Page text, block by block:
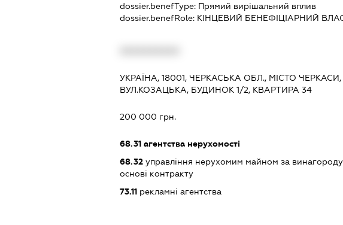
dossier.benefType: Прямий вирішальний вплив
dossier.benefRole: КІНЦЕВИЙ БЕНЕФІЦІАРНИЙ
УКРАЇНА, 18001, ЧЕРКАСЬКА ОБЛ., МІСТО ЧЕРКАСИ,
ВУЛ.КОЗАЦЬКА, БУДИНОК 1/2, КВАРТИРА 34
200 000 грн.
68.31 агентства нерухомості
68.32 управління нерухомим майном за
основі контракту
73.11 рекламні агентства